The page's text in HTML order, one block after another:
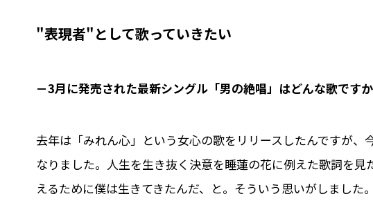
"表現者"として歌っていきたい
－3月に発売された最新シングル「男の絶唱」はどんな歌です
去年は「みれん心」という女心の歌をリリースしたんですが、
なりました。人生を生き抜く決意を睡蓮の花に例えた歌詞を
えるために僕は生きてきたんだ、と。そういう思いがしまし